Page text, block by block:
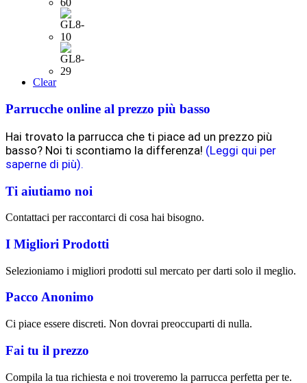
Clear
Parrucche online al prezzo più basso
Hai trovato la parrucca che ti piace ad un prezzo più
basso? Noi ti scontiamo la differenza! (Leggi qui per
saperne di più).
Ti aiutiamo noi
Contattaci per raccontarci di cosa hai bisogno.
I Migliori Prodotti
Selezioniamo i migliori prodotti sul mercato per darti solo il meglio.
Pacco Anonimo
Ci piace essere discreti. Non dovrai preoccuparti di nulla.
Fai tu il prezzo
Compila la tua richiesta e noi troveremo la parrucca perfetta per te.